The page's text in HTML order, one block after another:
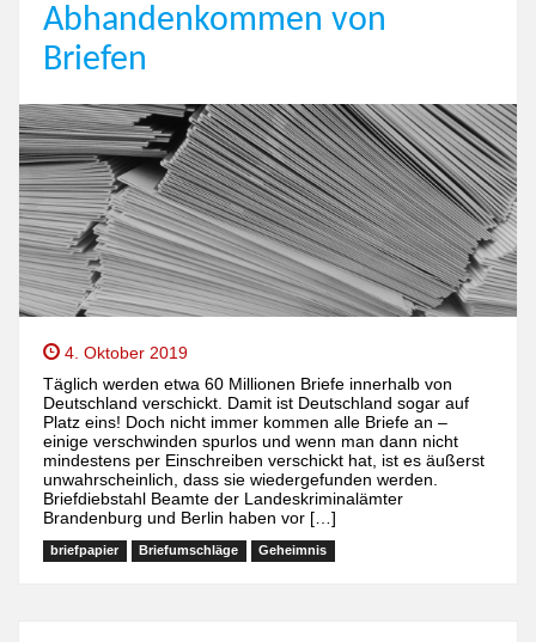
Abhandenkommen von
Briefen
4. Oktober 2019
Täglich werden etwa 60 Millionen Briefe innerhalb von
Deutschland verschickt. Damit ist Deutschland sogar auf
Platz eins! Doch nicht immer kommen alle Briefe an –
einige verschwinden spurlos und wenn man dann nicht
mindestens per Einschreiben verschickt hat, ist es äußerst
unwahrscheinlich, dass sie wiedergefunden werden.
Briefdiebstahl Beamte der Landeskriminalämter
Brandenburg und Berlin haben vor […]
briefpapier Briefumschläge Geheimnis